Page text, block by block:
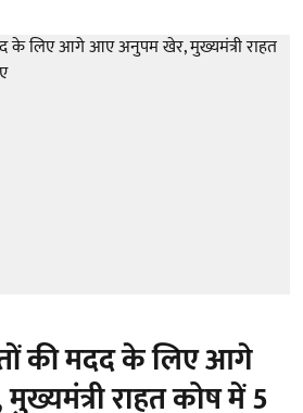
की मदद के लिए आगे
राहत कोष में 5